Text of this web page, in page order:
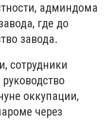
админдома
где до
завода.
сотрудники
оккупации,
через